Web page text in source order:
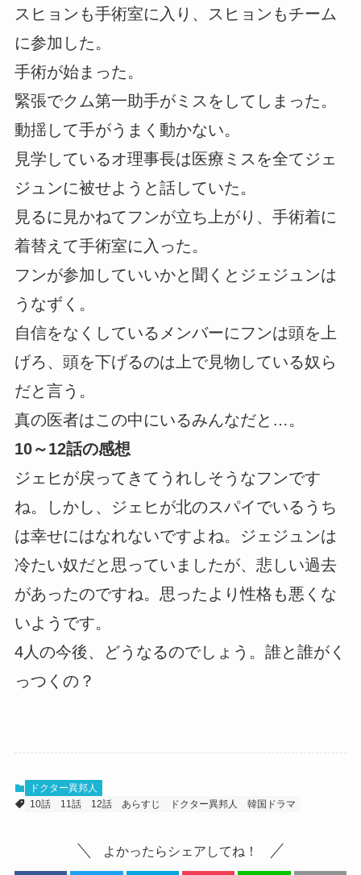
スヒョンも手術室に入り、スヒョンもチーム
に参加した。
手術が始まった。
緊張でクム第一助手がミスをしてしまった。
動揺して手がうまく動かない。
見学しているオ理事長は医療ミスを全てジェ
ジュンに被せようと話していた。
見るに見かねてフンが立ち上がり、手術着に
着替えて手術室に入った。
フンが参加していいかと聞くとジェジュンは
うなずく。
自信をなくしているメンバーにフンは頭を上
げろ、頭を下げるのは上で見物している奴ら
だと言う。
真の医者はこの中にいるみんなだと…。
10～12話の感想
ジェヒが戻ってきてうれしそうなフンです
ね。しかし、ジェヒが北のスパイでいるうち
は幸せにはなれないですよね。ジェジュンは
冷たい奴だと思っていましたが、悲しい過去
があったのですね。思ったより性格も悪くな
いようです。
4人の今後、どうなるのでしょう。誰と誰がく
っつくの？
ドクター異邦人
10話
11話 12話 あらすじ ドクター異邦人 韓国ドラマ
よかったらシェアしてね！